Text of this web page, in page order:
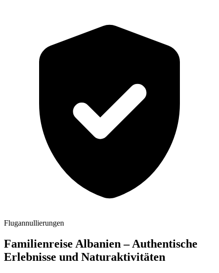
Flugannullierungen
Familienreise Albanien – Authentische
Erlebnisse und Naturaktivitäten